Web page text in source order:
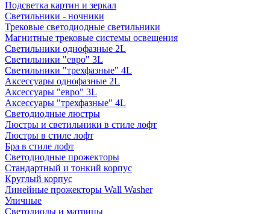
Подсветка картин и зеркал
Светильники - ночники
Трековые светодиодные светильники
Магнитные трековые системы освещения
Светильники однофазные 2L
Светильники "евро" 3L
Светильники "трехфазные" 4L
Аксессуары однофазные 2L
Аксессуары "евро" 3L
Аксессуары "трехфазные" 4L
Светодиодные люстры
Люстры и светильники в стиле лофт
Люстры в стиле лофт
Бра в стиле лофт
Светодиодные прожекторы
Стандартный и тонкий корпус
Круглый корпус
Линейные прожекторы Wall Washer
Уличные
Светодиоды и матрицы